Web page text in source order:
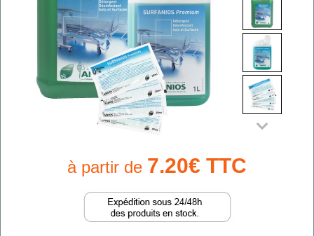
à partir de 7.20€ TTC